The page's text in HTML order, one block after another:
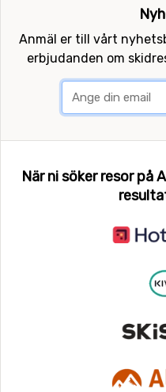
Anmäl er till vårt
erbjudanden om
När ni söker resor på